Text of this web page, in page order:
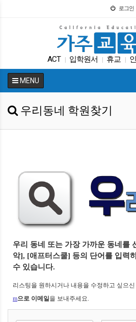
로그인
ACT 입학원서 휴교
| 캘리포니아 교육부 교육구
MENU
우리동네 학원찾기
우리 동네 또는 가장 가까운 동네를
악], [애프터스쿨] 등의 단어를 입력
수 있습니다.
리스팅을 원하시거나 내용을 수정하고 싶으
m으로 이메일을 보내주세요.